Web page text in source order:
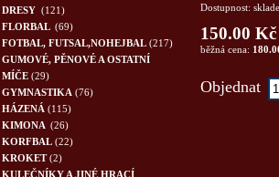
DRESY (121)
FLORBAL (69)
FOTBAL, FUTSAL,NOHEJBAL (217)
GUMOVÉ, PĚNOVÉ A OSTATNÍ
MÍČE (29)
GYMNASTIKA (76)
HÁZENÁ (115)
KIMONA (26)
KORFBAL (22)
KROKET(2)
KULEČNÍKY A JINÉ HRACÍ
Dostupnost:
150.00 Kč
běžná cena:
Objednat